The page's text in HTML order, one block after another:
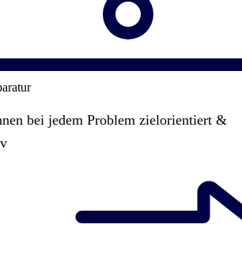
bei jedem Problem zielorientiert &